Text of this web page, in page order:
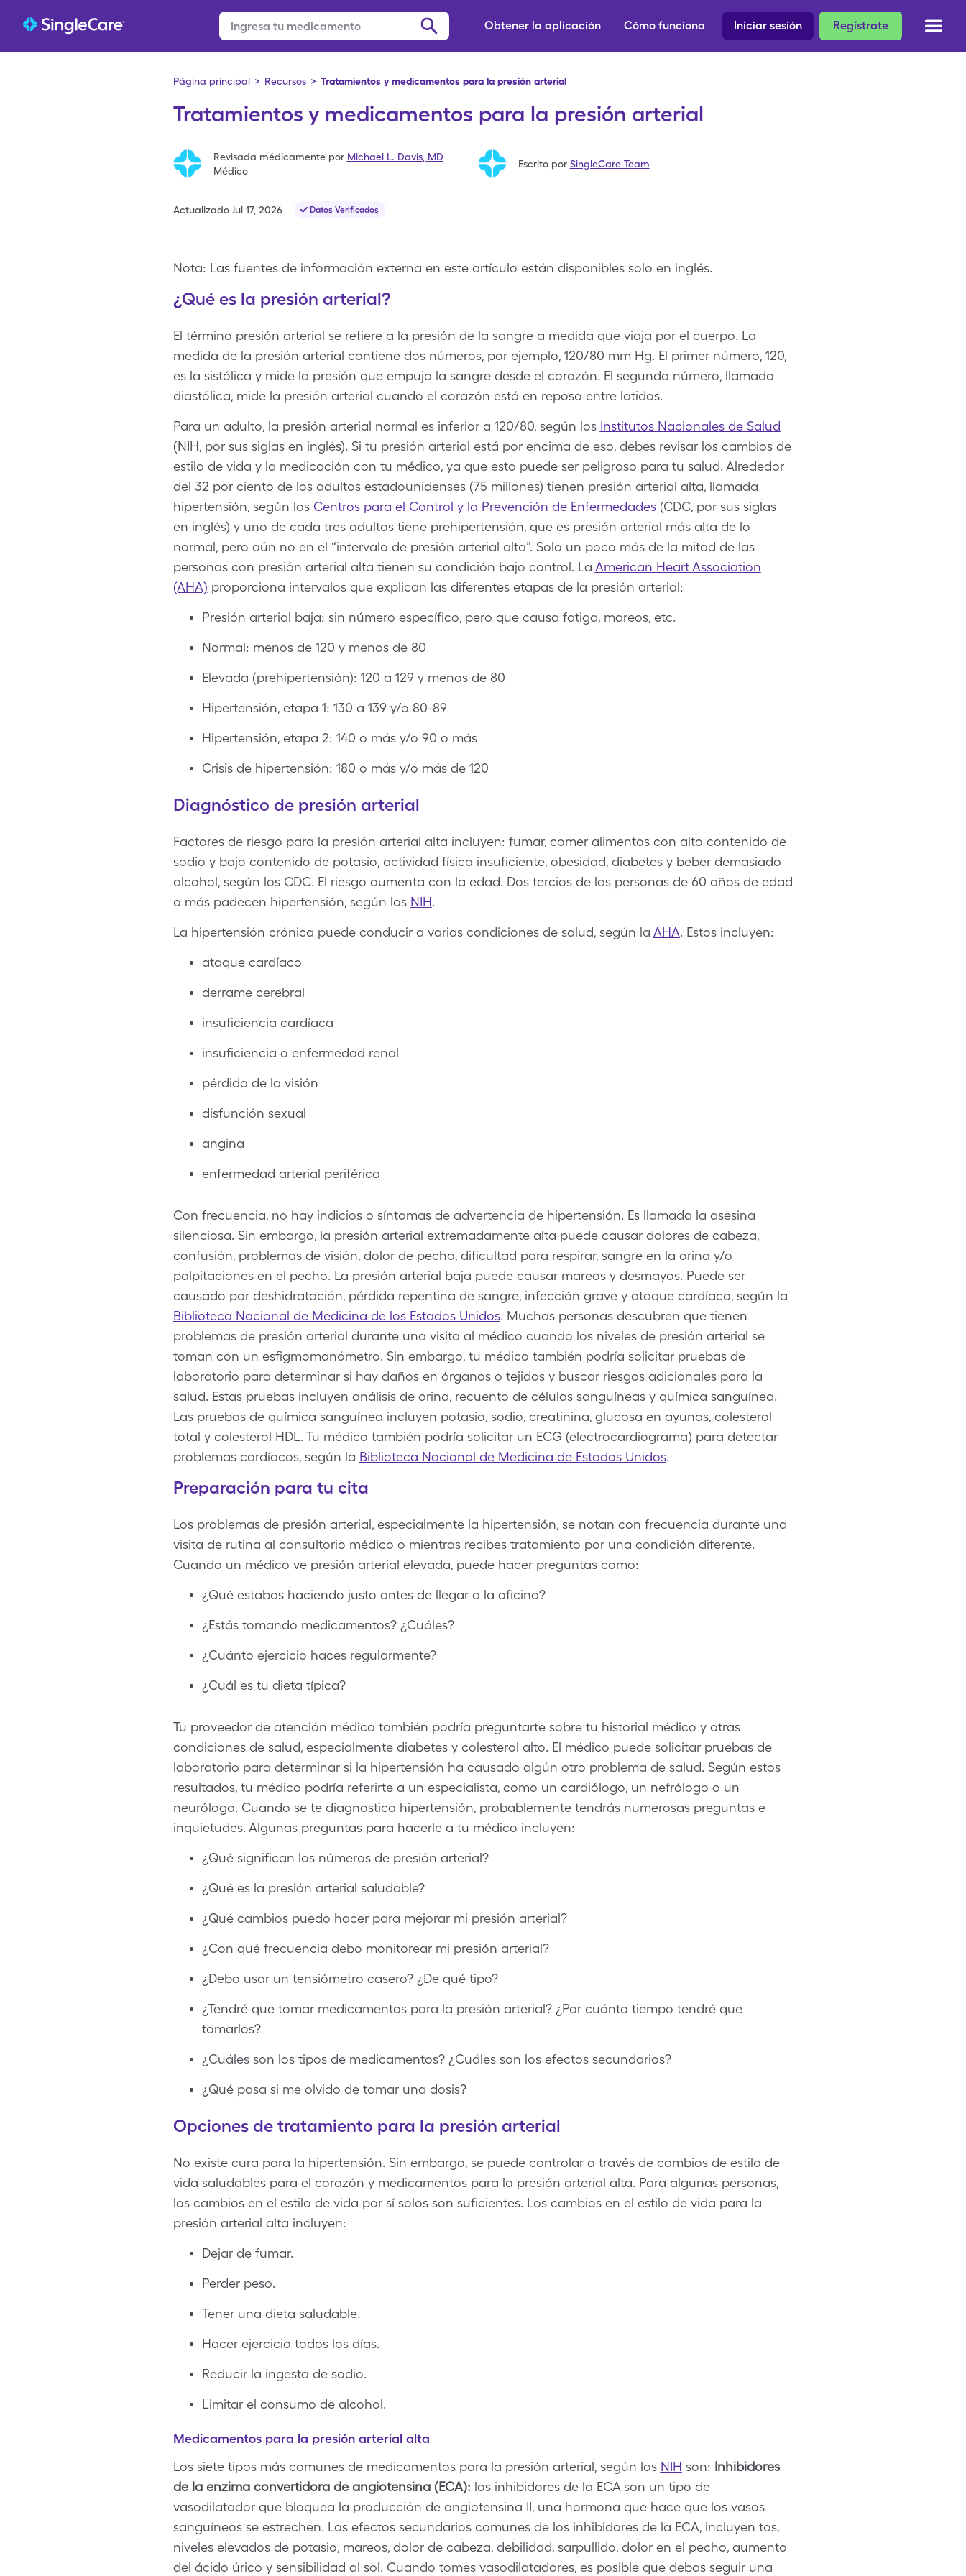
Regístrate
Iniciar sesión
Cómo funciona
Obtener la aplicación
Página principal > Recursos > Tratamientos y medicamentos para la presión arterial
Tratamientos y medicamentos para la presión arterial
Revisada médicamente por Michael L. Davis, MD
Médico
Escrito por SingleCare Team
Actualizado Jul 17, 2026 Datos Verificados
Nota: Las fuentes de información externa en este artículo están disponibles solo en inglés.
¿Qué es la presión arterial?
El término presión arterial se refiere a la presión de la sangre a medida que viaja por el cuerpo. La
medida de la presión arterial contiene dos números, por ejemplo, 120/80 mm Hg. El primer número, 120,
es la sistólica y mide la presión que empuja la sangre desde el corazón. El segundo número, llamado
diastólica, mide la presión arterial cuando el corazón está en reposo entre latidos.
Para un adulto, la presión arterial normal es inferior a 120/80, según los Institutos Nacionales de Salud
(NIH, por sus siglas en inglés). Si tu presión arterial está por encima de eso, debes revisar los cambios de
estilo de vida y la medicación con tu médico, ya que esto puede ser peligroso para tu salud. Alrededor
del 32 por ciento de los adultos estadounidenses (75 millones) tienen presión arterial alta, llamada
hipertensión, según los Centros para el Control y la Prevención de Enfermedades(CDC, por sus siglas
en inglés) y uno de cada tres adultos tiene prehipertensión, que es presión arterial más alta de lo
normal, pero aún no en el “intervalo de presión arterial alta”. Solo un poco más de la mitad de las
personas con presión arterial alta tienen su condición bajo control. La American Heart Association
(AHA) proporciona intervalos que explican las diferentes etapas de la presión arterial:
Presión arterial baja: sin número específico, pero que causa fatiga, mareos, etc.
Normal: menos de 120 y menos de 80
Elevada (prehipertensión): 120 a 129 y menos de 80
Hipertensión, etapa 1: 130 a 139 y/o 80-89
Hipertensión, etapa 2: 140 o más y/o 90 o más
Crisis de hipertensión: 180 o más y/o más de 120
Diagnóstico de presión arterial
Factores de riesgo para la presión arterial alta incluyen: fumar, comer alimentos con alto contenido de
sodio y bajo contenido de potasio, actividad física insuficiente, obesidad, diabetes y beber demasiado
alcohol, según los CDC. El riesgo aumenta con la edad. Dos tercios de las personas de 60 años de edad
o más padecen hipertensión, según los NIH.
La hipertensión crónica puede conducir a varias condiciones de salud, según la AHA. Estos incluyen:
ataque cardíaco
derrame cerebral
insuficiencia cardíaca
insuficiencia o enfermedad renal
pérdida de la visión
disfunción sexual
angina
enfermedad arterial periférica
Con frecuencia, no hay indicios o síntomas de advertencia de hipertensión. Es llamada la asesina
silenciosa. Sin embargo, la presión arterial extremadamente alta puede causar dolores de cabeza,
confusión, problemas de visión, dolor de pecho, dificultad para respirar, sangre en la orina y/o
palpitaciones en el pecho. La presión arterial baja puede causar mareos y desmayos. Puede ser
causado por deshidratación, pérdida repentina de sangre, infección grave y ataque cardíaco, según la
Biblioteca Nacional de Medicina de los Estados Unidos. Muchas personas descubren que tienen
problemas de presión arterial durante una visita al médico cuando los niveles de presión arterial se
toman con un esfigmomanómetro. Sin embargo, tu médico también podría solicitar pruebas de
laboratorio para determinar si hay daños en órganos o tejidos y buscar riesgos adicionales para la
salud. Estas pruebas incluyen análisis de orina, recuento de células sanguíneas y química sanguínea.
Las pruebas de química sanguínea incluyen potasio, sodio, creatinina, glucosa en ayunas, colesterol
total y colesterol HDL. Tu médico también podría solicitar un ECG (electrocardiograma) para detectar
problemas cardíacos, según la Biblioteca Nacional de Medicina de Estados Unidos.
Preparación para tu cita
Los problemas de presión arterial, especialmente la hipertensión, se notan con frecuencia durante una
visita de rutina al consultorio médico o mientras recibes tratamiento por una condición diferente.
Cuando un médico ve presión arterial elevada, puede hacer preguntas como:
¿Qué estabas haciendo justo antes de llegar a la oficina?
¿Estás tomando medicamentos? ¿Cuáles?
¿Cuánto ejercicio haces regularmente?
¿Cuál es tu dieta típica?
Tu proveedor de atención médica también podría preguntarte sobre tu historial médico y otras
condiciones de salud, especialmente diabetes y colesterol alto. El médico puede solicitar pruebas de
laboratorio para determinar si la hipertensión ha causado algún otro problema de salud. Según estos
resultados, tu médico podría referirte a un especialista, como un cardiólogo, un nefrólogo o un
neurólogo. Cuando se te diagnostica hipertensión, probablemente tendrás numerosas preguntas e
inquietudes. Algunas preguntas para hacerle a tu médico incluyen:
¿Qué significan los números de presión arterial?
¿Qué es la presión arterial saludable?
¿Qué cambios puedo hacer para mejorar mi presión arterial?
¿Con qué frecuencia debo monitorear mi presión arterial?
¿Debo usar un tensiómetro casero? ¿De qué tipo?
¿Tendré que tomar medicamentos para la presión arterial? ¿Por cuánto tiempo tendré que
tomarlos?
¿Cuáles son los tipos de medicamentos? ¿Cuáles son los efectos secundarios?
¿Qué pasa si me olvido de tomar una dosis?
Opciones de tratamiento para la presión arterial
No existe cura para la hipertensión. Sin embargo, se puede controlar a través de cambios de estilo de
vida saludables para el corazón y medicamentos para la presión arterial alta. Para algunas personas,
los cambios en el estilo de vida por sí solos son suficientes. Los cambios en el estilo de vida para la
presión arterial alta incluyen:
Dejar de fumar.
Perder peso.
Tener una dieta saludable.
Hacer ejercicio todos los días.
Reducir la ingesta de sodio.
Limitar el consumo de alcohol.
Medicamentos para la presión arterial alta
Los siete tipos más comunes de medicamentos para la presión arterial, según los NIH son: Inhibidores
de la enzima convertidora de angiotensina (ECA): los inhibidores de la ECA son un tipo de
vasodilatador que bloquea la producción de angiotensina II, una hormona que hace que los vasos
sanguíneos se estrechen. Los efectos secundarios comunes de los inhibidores de la ECA, incluyen tos,
niveles elevados de potasio, mareos, dolor de cabeza, debilidad, sarpullido, dolor en el pecho, aumento
del ácido úrico y sensibilidad al sol. Cuando tomes vasodilatadores, es posible que debas seguir una